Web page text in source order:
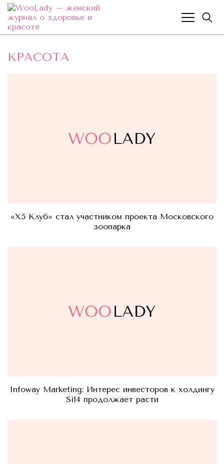
КРАСОТА
«X5 Клуб» стал участником проекта Московского
зоопарка
Infoway Marketing: Интерес инвесторов к холдингу
Si14 продолжает расти